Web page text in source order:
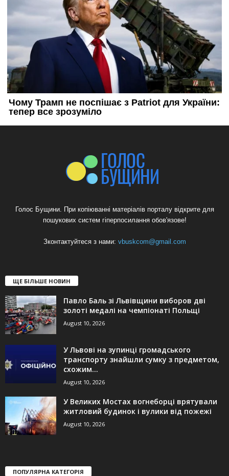
Голос Бущини. При копіюванні матеріалів порталу відкрите для
пошукових систем гіперпосилання обов'язове!
Зконтактуйтеся з нами: vbuskcom@gmail.com
ЩЕ БІЛЬШЕ НОВИН
Павло Баль зі Львівщини виборов дві
золоті медалі на чемпіонаті Польщі
August 10, 2026
У Львові на зупинці громадського
транспорту знайшли сумку з предметом,
схожим...
August 10, 2026
У Великих Мостах вогнеборці врятували
житловий будинок і вулики від пожежі
August 10, 2026
ПОПУЛЯРНА КАТЕГОРІЯ